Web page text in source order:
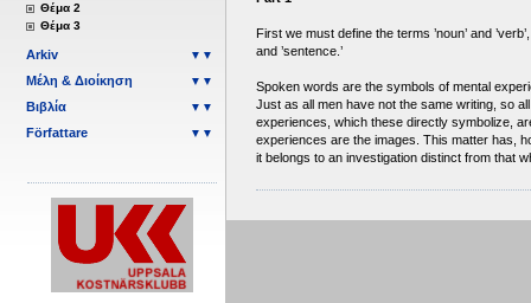
Θέμα 2
Θέμα 3
▼▼
Arkiv
▼▼
Μέλη & Διοίκηση
▼▼
Βιβλία
▼▼
Författare
First we must define the terms ’noun’ and
and ’sentence.’
Spoken words are the symbols of mental
Just as all men have not the same writing, so
experiences, which these directly symbolize,
experiences are the images. This matter has,
it belongs to an investigation distinct from that